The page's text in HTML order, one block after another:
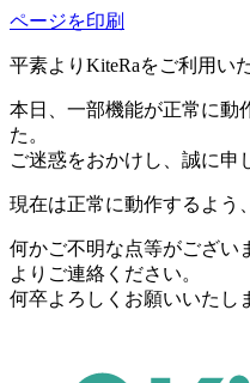
ページを印刷
平素よりKiteRaをご利用い
本日、一部機能が正常に動
た。
ご迷惑をおかけし、誠に申
現在は正常に動作するよう
何かご不明な点等がござい
よりご連絡ください。
何卒よろしくお願いいたし